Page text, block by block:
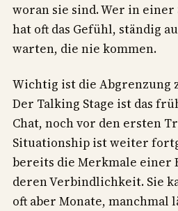
woran sie sind. Wer in
hat oft das Gefühl, ständig
warten, die nie kommen.
Wichtig ist die Abgrenzung
Der Talking Stage ist das
Chat, noch vor den ersten
Situationship ist weiter
bereits die Merkmale einer
deren Verbindlichkeit. Sie
oft aber Monate, manchmal